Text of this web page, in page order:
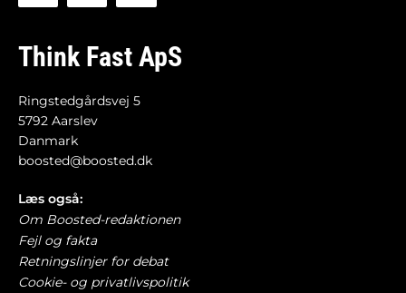
Think Fast ApS
Ringstedgårdsvej 5
5792 Aarslev
Danmark
boosted@boosted.dk
Læs også:
Om Boosted-redaktionen
Fejl og fakta
Retningslinjer for debat
Cookie- og privatlivspolitik